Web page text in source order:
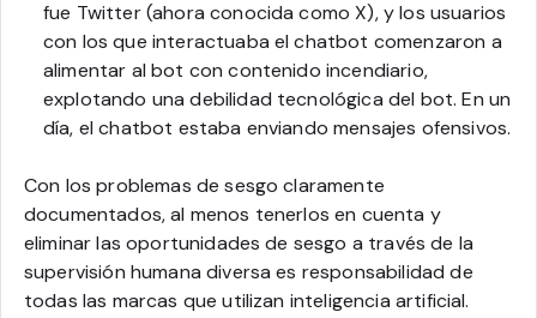
fue Twitter (ahora conocida como X), y los usuarios
con los que interactuaba el chatbot comenzaron a
alimentar al bot con contenido incendiario,
explotando una debilidad tecnológica del bot. En un
día, el chatbot estaba enviando mensajes ofensivos.
Con los problemas de sesgo claramente
documentados, al menos tenerlos en cuenta y
eliminar las oportunidades de sesgo a través de la
supervisión humana diversa es responsabilidad de
todas las marcas que utilizan inteligencia artificial.